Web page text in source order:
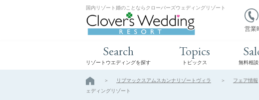
国内リゾート婚のことならクローバーズウェディングリゾート
営業
Search
リゾートウエディングを探す
Topics
トピックス 無料相
リブマックスアムスカンナリゾートヴィラ フェア情報
ェディングリゾート